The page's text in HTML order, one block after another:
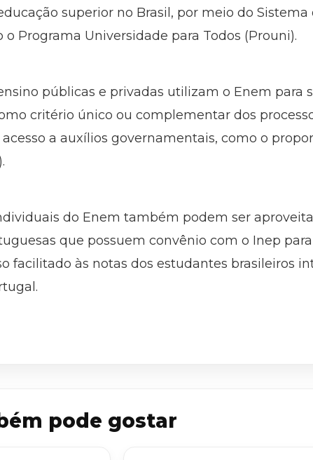
superior no Brasil, por meio do Sistema
Programa Universidade para Todos (Prouni).
públicas e privadas utilizam o Enem para
critério único ou complementar dos
a auxílios governamentais, como o
do Enem também podem ser
que possuem convênio com o Inep
facilitado às notas dos estudantes brasileiros
pode gostar